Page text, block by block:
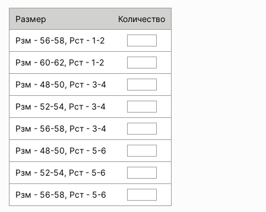
Размер Количество
Рзм - 56-58, Рст - 1-2
Рзм - 60-62, Рст - 1-2
Рзм - 48-50, Рст - 3-4
Рзм - 52-54, Рст - 3-4
Рзм - 56-58, Рст - 3-4
Рзм - 48-50, Рст - 5-6
Рзм - 52-54, Рст - 5-6
Рзм - 56-58, Рст - 5-6